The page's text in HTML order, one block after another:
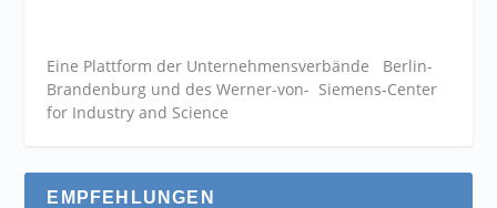
Eine Plattform der Unternehmensverbände Berlin-
Brandenburg und des Werner-von- Siemens-Center
for Industry and Science
EMPFEHLUNGEN